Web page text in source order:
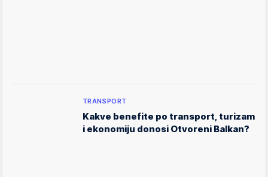
TRANSPORT
Kakve benefite po transport, turizam
i ekonomiju donosi Otvoreni Balkan?